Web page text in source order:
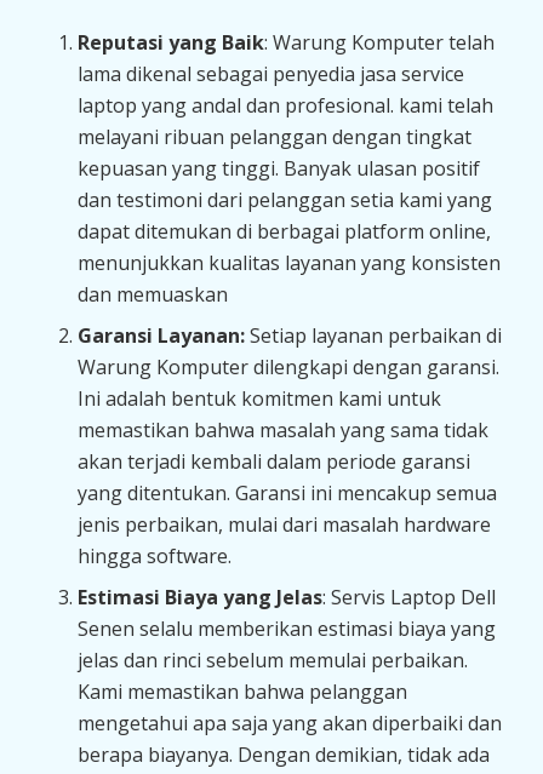
Reputasi yang Baik: Warung Komputer telah
lama dikenal sebagai penyedia jasa service
laptop yang andal dan profesional. kami telah
melayani ribuan pelanggan dengan tingkat
kepuasan yang tinggi. Banyak ulasan positif
dan testimoni dari pelanggan setia kami yang
dapat ditemukan di berbagai platform online,
menunjukkan kualitas layanan yang konsisten
dan memuaskan
Garansi Layanan:Setiap layanan perbaikan di
Warung Komputer dilengkapi dengan garansi.
Ini adalah bentuk komitmen kami untuk
memastikan bahwa masalah yang sama tidak
akan terjadi kembali dalam periode garansi
yang ditentukan. Garansi ini mencakup semua
jenis perbaikan, mulai dari masalah hardware
hingga software.
Estimasi Biaya yang Jelas: Servis Laptop Dell
Senen selalu memberikan estimasi biaya yang
jelas dan rinci sebelum memulai perbaikan.
Kami memastikan bahwa pelanggan
mengetahui apa saja yang akan diperbaiki dan
berapa biayanya. Dengan demikian, tidak ada